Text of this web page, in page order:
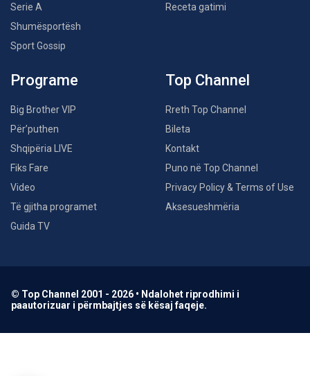
Serie A
Shumësportësh
Sport Gossip
Receta gatimi
Programe
Big Brother VIP
Për’puthen
Shqipëria LIVE
Fiks Fare
Video
Të gjitha programet
Guida TV
Top Channel
Rreth Top Channel
Bileta
Kontakt
Puno në Top Channel
Privacy Policy & Terms of Use
Aksesueshmëria
© Top Channel 2001 - 2026 • Ndalohet riprodhimi i
paautorizuar i përmbajtjes së kësaj faqeje.